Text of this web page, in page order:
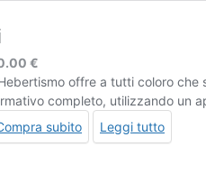
€
offre a tutti coloro
completo, utilizzando un
subito
Leggi tutto